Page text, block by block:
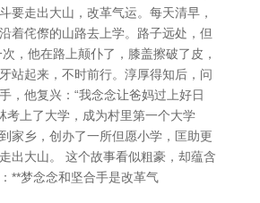
要走出大山，改革气运。每天清早，
着侘傺的山路去上学。路子远处，但
，他在路上颠仆了，膝盖擦破了皮，
站起来，不时前行。淳厚得知后，问
，他复兴：“我念念让爸妈过上好日
考上了大学，成为村里第一个大学
家乡，创办了一所但愿小学，匡助更
出大山。 这个故事看似粗豪，却蕴含
**梦念念和坚合手是改革气